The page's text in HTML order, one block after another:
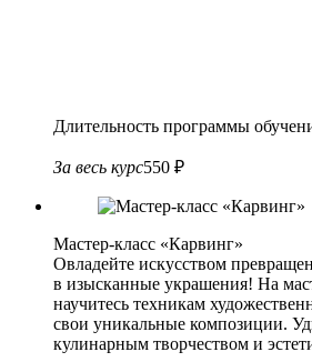
Длительность программы
За весь курс550 ₽
Мастер-класс «Карвинг»
Овладейте искусством
в изысканные украшения! На
научитесь техникам
свои уникальные композиции.
кулинарным творчеством и